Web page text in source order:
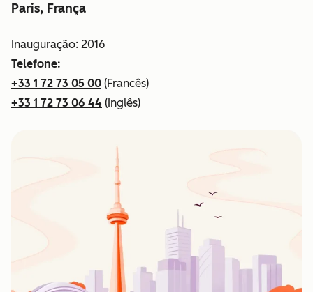
Paris, França
Inauguração: 2016
Telefone:
+33 1 72 73 05 00 (Francês)
+33 1 72 73 06 44 (Inglês)